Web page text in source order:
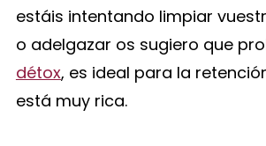
estáis intentando limpiar
o adelgazar os sugiero que
détox, es ideal para la
está muy rica.